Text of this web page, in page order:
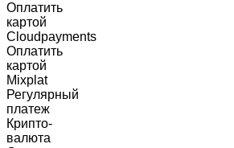
Оплатить
картой
Cloudpayments
Оплатить
картой
Mixplat
Регулярный
платеж
Крипто-
валюта